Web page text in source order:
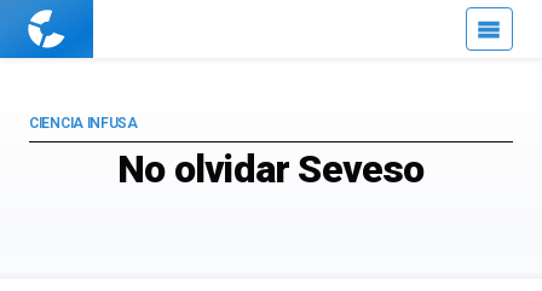
Cuaderno
No olvidar Seveso
CIENCIA INFUSA